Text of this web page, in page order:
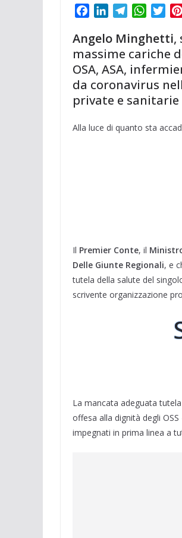
c
e
b
o
o
n
k
e
d
I
l
e
g
r
a
W
a
t
s
A
p
i
t
t
e
r
Angelo Minghetti,
massime cariche
OSA, ASA,
da coronavirus
private e sanitarie
Alla luce di quanto sta
Il Premier Conte, il
Delle Giunte Regionali, e
tutela della salute del
scrivente organizzazione
La mancata adeguata
offesa alla dignità degli
impegnati in prima linea a